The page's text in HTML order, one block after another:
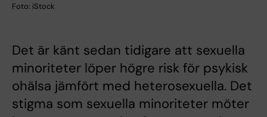
Foto: iStock
Det är känt sedan tidigare att sexuella
minoriteter löper högre risk för psykisk
ohälsa jämfört med heterosexuella. Det
stigma som sexuella minoriteter möter